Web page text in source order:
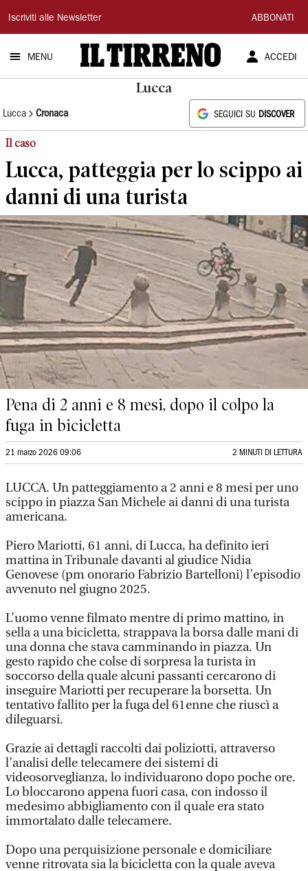
Il
Tirreno
Iscriviti alle Newsletter ABBONATI
MENU ACCEDI
Lucca
Lucca Cronaca SEGUICI SU DISCOVER
Il caso
Lucca, patteggia per lo scippo ai
danni di una turista
Pena di 2 anni e 8 mesi, dopo il colpo la
fuga in bicicletta
21 marzo 2026 09:06 2 MINUTI DI LETTURA
LUCCA. Un patteggiamento a 2 anni e 8 mesi per uno
scippo in piazza San Michele ai danni di una turista
americana.
Piero Mariotti, 61 anni, di Lucca, ha definito ieri
mattina in Tribunale davanti al giudice Nidia
Genovese (pm onorario Fabrizio Bartelloni) l’episodio
avvenuto nel giugno 2025.
L’uomo venne filmato mentre di primo mattino, in
sella a una bicicletta, strappava la borsa dalle mani di
una donna che stava camminando in piazza. Un
gesto rapido che colse di sorpresa la turista in
soccorso della quale alcuni passanti cercarono di
inseguire Mariotti per recuperare la borsetta. Un
tentativo fallito per la fuga del 61enne che riuscì a
dileguarsi.
Grazie ai dettagli raccolti dai poliziotti, attraverso
l’analisi delle telecamere dei sistemi di
videosorveglianza, lo individuarono dopo poche ore.
Lo bloccarono appena fuori casa, con indosso il
medesimo abbigliamento con il quale era stato
immortalato dalle telecamere.
Dopo una perquisizione personale e domiciliare
venne ritrovata sia la bicicletta con la quale aveva